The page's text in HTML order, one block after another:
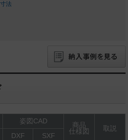
法
姿図CAD
商品
仕様図
取説
DXF SXF